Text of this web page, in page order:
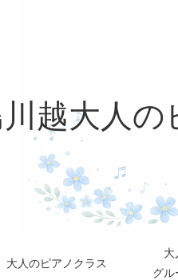
越大人
大人のピアノクラス
大
グル